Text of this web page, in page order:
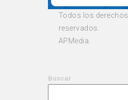
Todos los derechos
reservados.
APMedia.
Buscar